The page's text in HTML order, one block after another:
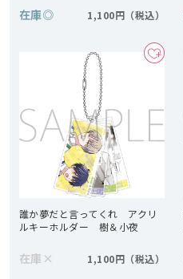
在庫◎ 1,100円
誰か夢だと言ってくれ アクリ
ルキーホルダー 樹＆小夜
在庫 × 1,100円